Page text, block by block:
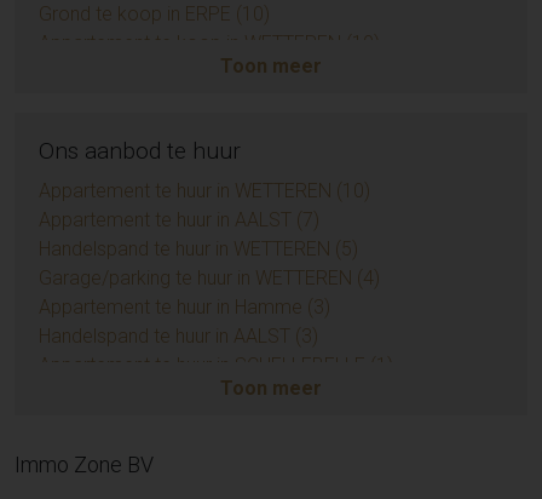
Grond te koop in ERPE (10)
Appartement te koop in WETTEREN (10)
Appartement te koop in ZUIDKOTE (9)
Huis te koop in Sint-Niklaas (6)
Opbrengsteigendom te koop in AALST (6)
Appartement te koop in AMBLETEUSE (4)
Grond te koop in BIEVRE (4)
Huis te koop in Zottegem (3)
Appartement te koop in LEDE (3)
Huis te koop in Temse (3)
Huis te koop in Sint-Lievens-Houtem (3)
Huis te koop in EREMBODEGEM (3)
Huis te koop in Herzele (3)
Toon meer
Ons aanbod te huur
Appartement te huur in WETTEREN (10)
Appartement te huur in AALST (7)
Handelspand te huur in WETTEREN (5)
Garage/parking te huur in WETTEREN (4)
Appartement te huur in Hamme (3)
Handelspand te huur in AALST (3)
Appartement te huur in SCHELLEBELLE (1)
Huis te huur in AALST (1)
Appartement te huur in Sint-Niklaas (1)
Toon meer
Immo Zone BV